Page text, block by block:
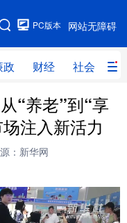
网站无障碍
PC版本
政 财经 社会 科
时政 人事
会 科技
播 无人机
“养老”到“享
注入新活力
：新华网